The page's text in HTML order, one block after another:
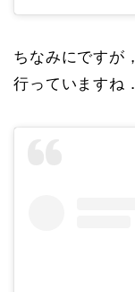
ちなみにですが
行っていますね．